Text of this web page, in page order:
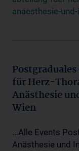
anaesthesie-
für Herz-
Anästhesie
Wien
...Alle Events
Anästhesie und